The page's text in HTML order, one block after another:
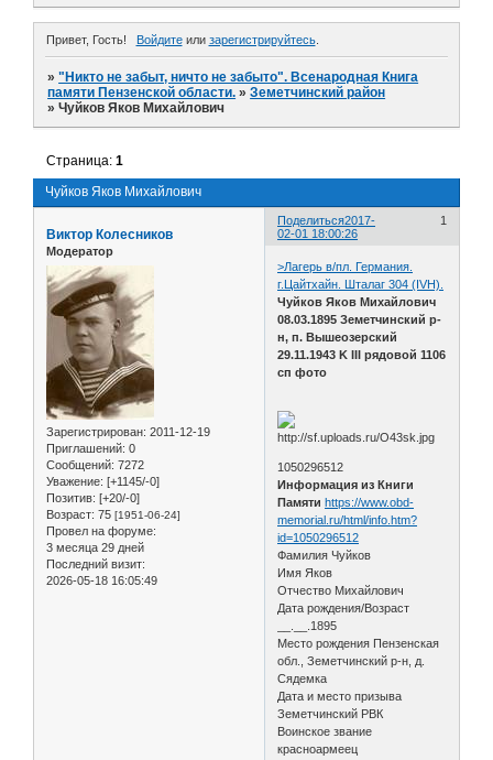
Привет, Гость! Войдитеили зарегистрируйтесь.
»"Никто не забыт, ничто не забыто". Всенародная Книга
памяти Пензенской области. »Земетчинский район
»Чуйков Яков Михайлович
Чуйков Яков Михайлович
Страница:1
Поделиться 1
2017-
02-01 18:00:26
Виктор Колесников
Модератор
Зарегистрирован: 2011-12-19
Приглашений: 0
Сообщений: 7272
Уважение: [+1145/-0]
Позитив: [+20/-0]
Возраст: 75 [1951-06-24]
Провел на форуме:
3 месяца 29 дней
Последний визит:
2026-05-18 16:05:49
>Лагерь в/пл. Германия.
г.Цайтхайн. Шталаг 304 (IVH).
Чуйков Яков Михайлович
08.03.1895 Земетчинский р-
н, п. Вышеозерский
29.11.1943 K III рядовой 1106
сп фото
1050296512
Информация из Книги
Памяти https://www.obd-
memorial.ru/html/info.htm?
id=1050296512
Фамилия Чуйков
Имя Яков
Отчество Михайлович
Дата рождения/Возраст
__.__.1895
Место рождения Пензенская
обл., Земетчинский р-н, д.
Сядемка
Дата и место призыва
Земетчинский РВК
Воинское звание
красноармеец